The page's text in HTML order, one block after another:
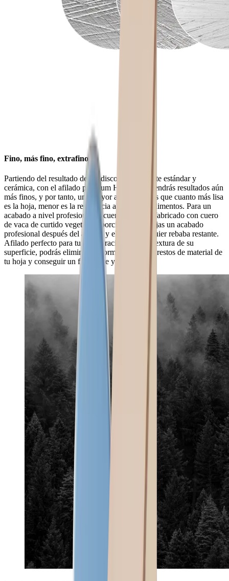
Fino, más fino, extrafino
Partiendo del resultado de los discos de diamante estándar y
cerámica, con el afilado prémium HORL® obtendrás resultados aún
más finos, y por tanto, una mayor agudeza. Y es que cuanto más lisa
es la hoja, menor es la resistencia al cortar los alimentos. Para un
acabado a nivel profesional El cuero HORL® fabricado con cuero
de vaca de curtido vegetal proporciona a tus hojas un acabado
profesional después del afilado y elimina cualquier rebaba restante.
Afilado perfecto para tu hoja Gracias a la fina textura de su
superficie, podrás eliminar de forma óptima los restos de material de
tu hoja y conseguir un filo suave y limpio.